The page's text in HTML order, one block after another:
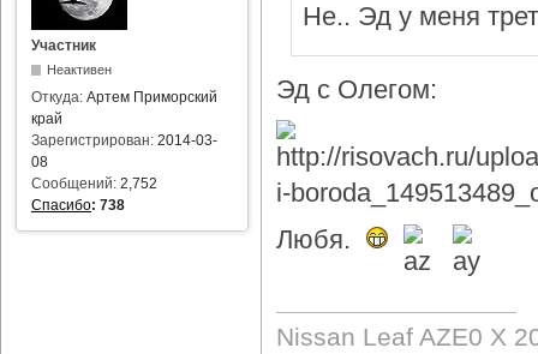
Участник
Неактивен
Откуда: Артем Приморский
край
Зарегистрирован: 2014-03-
08
Сообщений: 2,752
Спасибо: 738
Не.. Эд у меня
Эд с Олегом:
Любя.
Nissan Leaf AZE0 X